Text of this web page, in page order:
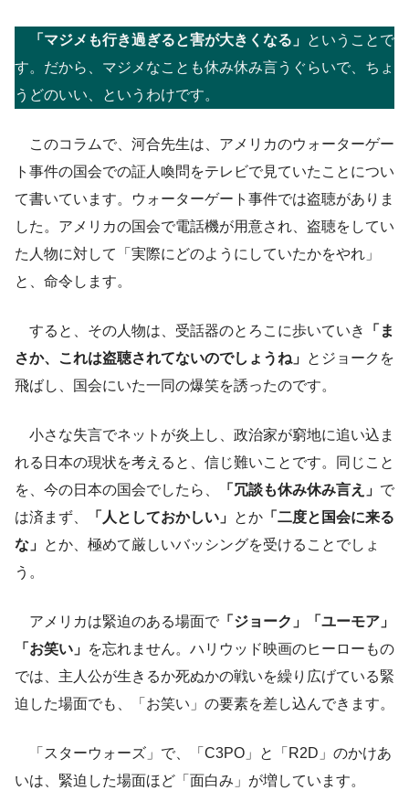
「マジメも行き過ぎると害が大きくなる」 ということで
す。だから、マジメなことも休み休み言うぐらいで、ちょ
うどのいい、というわけです。
このコラムで、河合先生は、アメリカのウォーターゲー
ト事件の国会での証人喚問をテレビで見ていたことについ
て書いています。ウォーターゲート事件では盗聴がありま
した。アメリカの国会で電話機が用意され、盗聴をしてい
た人物に対して「実際にどのようにしていたかをやれ」
と、命令します。
すると、その人物は、受話器のとろこに歩いていき
「ま
さか、これは盗聴されてないのでしょうね」 とジョークを
飛ばし、国会にいた一同の爆笑を誘ったのです。
小さな失言でネットが炎上し、政治家が窮地に追い込ま
れる日本の現状を考えると、信じ難いことです。同じこと
を、今の日本の国会でしたら、
「冗談も休み休み言え」 で
は済まず、
「人としておかしい」 とか 「二度と国会に来る
な」 とか、極めて厳しいバッシングを受けることでしょ
う。
アメリカは緊迫のある場面で 「ジョーク」「ユーモア」
「お笑い」 を忘れません。ハリウッド映画のヒーローもの
では、主人公が生きるか死ぬかの戦いを繰り広げている緊
迫した場面でも、「お笑い」の要素を差し込んできます。
「スターウォーズ」で、「C3PO」と「R2D」のかけあ
いは、緊迫した場面ほど「面白み」が増しています。